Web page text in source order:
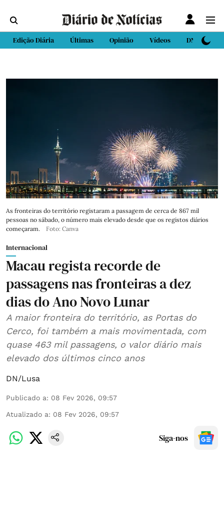
Edição Diária Últimas Opinião Vídeos DN Sport
As fronteiras do território registaram a passagem de cerca de 867 mil
pessoas no sábado, o número mais elevado desde que os registos diários
começaram.
Foto: Canva
Internacional
Macau regista recorde de
passagens nas fronteiras a dez
dias do Ano Novo Lunar
A maior fronteira do território, as Portas do
Cerco, foi também a mais movimentada, com
quase 463 mil passagens, o valor diário mais
elevado dos últimos cinco anos
DN/Lusa
Publicado a: 08 Fev 2026, 09:57
Atualizado a: 08 Fev 2026, 09:57
Siga-nos